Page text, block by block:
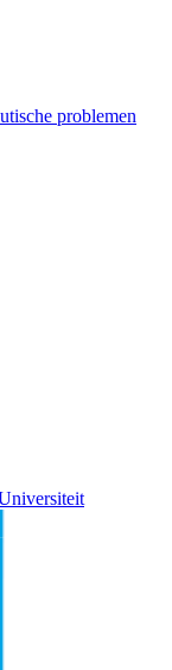
problemen